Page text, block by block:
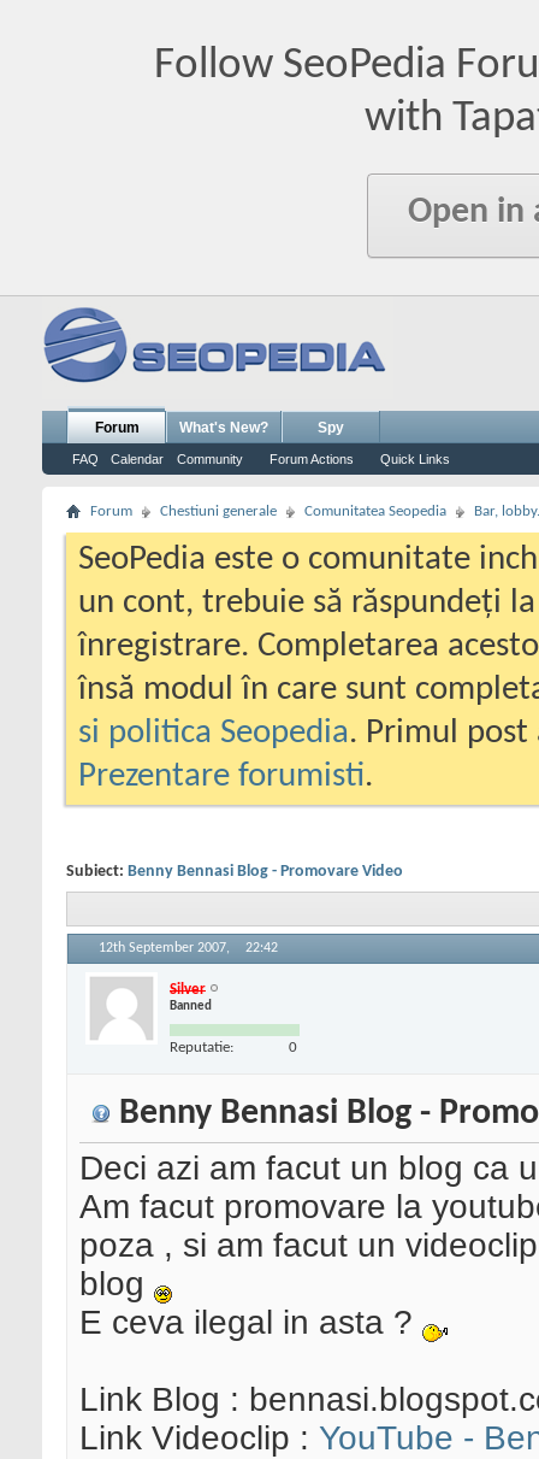
Follow SeoPedia
with
Open in
Forum
FAQ Calendar Community Forum Actions Quick Links
What's New? Spy
Forum Chestiuni generale Comunitatea Seopedia Bar,
SeoPedia este o comunitate
un cont, trebuie să răspundeți
înregistrare. Completarea
însă modul în care sunt
si politica Seopedia. Primul
Prezentare forumisti.
Subiect: Benny Bennasi Blog - Promovare Video
12th September 2007, 22:42
Silver
Banned
Reputatie: 0
Benny Bennasi Blog -
Deci azi am facut un blog ca
Am facut promovare la
poza , si am facut un
blog
E ceva ilegal in asta ?
Link Blog :
Link Videoclip : YouTube -